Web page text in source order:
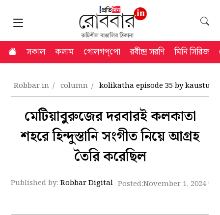
সকাল কলাম গোলগপ্‌পো রবীন্দ্র সরণি মিনি সিরিজ
Robbar.in column kolikatha episode 35 by
মেটিয়াবুরুজের দরবারই কলকাতা
শহরে হিন্দুস্তানি সংগীত নিয়ে আগ্রহ
তৈরি করেছিল
Published by:Robbar Digital Posted:November 1, 2024